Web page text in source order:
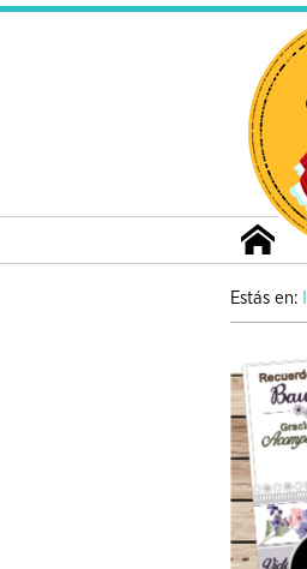
Estás en: